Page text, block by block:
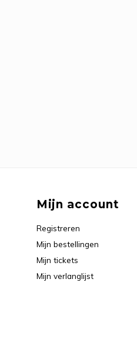
Mijn account
Registreren
Mijn bestellingen
Mijn tickets
Mijn verlanglijst